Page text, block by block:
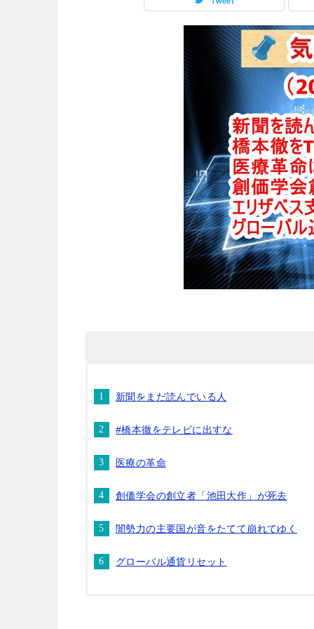
新聞をまだ読んでいる人
#橋本徹をテレビに出すな
医療の革命
創価学会の創立者「池田大作」が死去
闇勢力の主要国が音をたてて崩れてゆく
グローバル通貨リセット